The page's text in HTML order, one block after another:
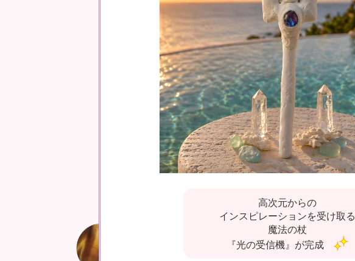
高次元からの
インスピレーションを受け取る
魔法の杖
『光の受信機』が完成